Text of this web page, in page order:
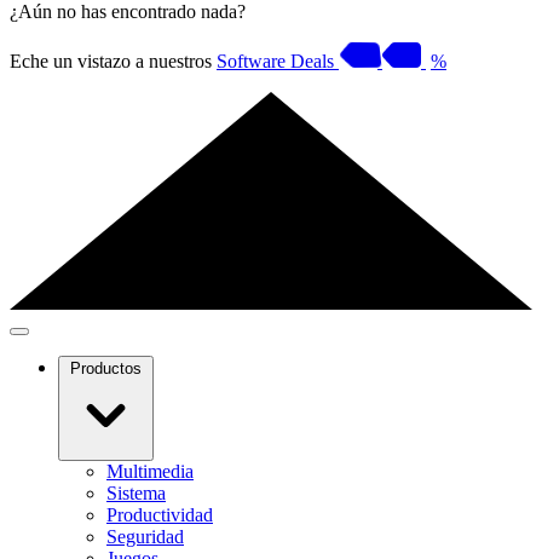
¿Aún no has encontrado nada?
Eche un vistazo a nuestros Software Deals %
Productos
Multimedia
Sistema
Productividad
Seguridad